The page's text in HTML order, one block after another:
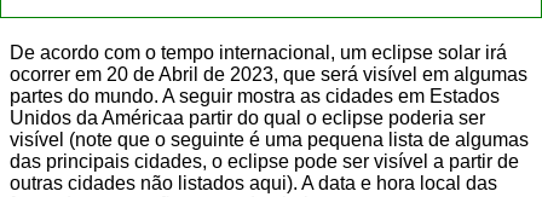
De acordo com o tempo internacional, um eclipse solar irá
ocorrer em 20 de Abril de 2023, que será visível em algumas
partes do mundo. A seguir mostra as cidades em Estados
Unidos da Américaa partir do qual o eclipse poderia ser
visível (note que o seguinte é uma pequena lista de algumas
das principais cidades, o eclipse pode ser visível a partir de
outras cidades não listados aqui). A data e hora local das